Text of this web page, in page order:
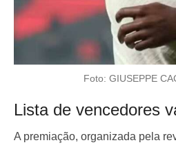
Foto: GIUSEPPE
Lista de vencedores
A premiação, organizada pela